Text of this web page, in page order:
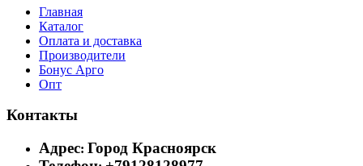
Главная
Каталог
Оплата и доставка
Производители
Бонус Арго
Опт
Контакты
Адрес: Город Красноярск